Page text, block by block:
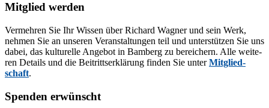
Mitglied werden
Ver­meh­ren Sie Ihr Wis­sen über Ri­chard Wag­ner und sein Werk,
neh­men Sie an un­se­ren Ver­an­stal­tun­gen teil und un­ter­stüt­zen Sie uns
da­bei, das kul­tu­rel­le An­ge­bot in Bam­berg zu be­rei­chern. Alle wei­te­
ren De­tails und die Bei­tritts­er­klä­rung fin­den Sie un­terMit­glied­
schaft.
Spenden erwünscht